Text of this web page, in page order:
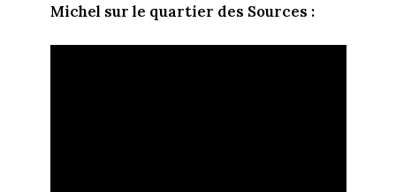
Michel sur le quartier des Sources :